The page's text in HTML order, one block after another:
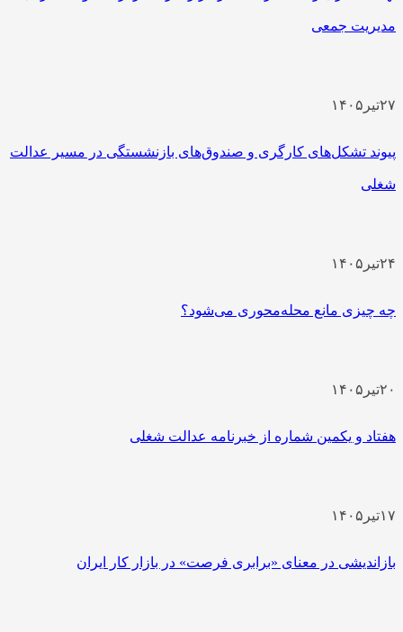
مدیریت جمعی
۲۷تیر ۱۴۰۵
پیوند تشکل‌های کارگری و صندوق‌های بازنشستگی در مسیر عدالت
شغلی
۲۴تیر ۱۴۰۵
چه چیزی مانع محله‌محوری می‌شود؟
۲۰تیر ۱۴۰۵
هفتاد و یکمین شماره از خبرنامه عدالت شغلی
۱۷تیر ۱۴۰۵
بازاندیشی در معنای «برابری فرصت» در بازار کار ایران